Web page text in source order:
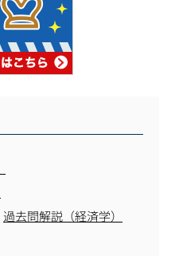
過去問解説（経済学）